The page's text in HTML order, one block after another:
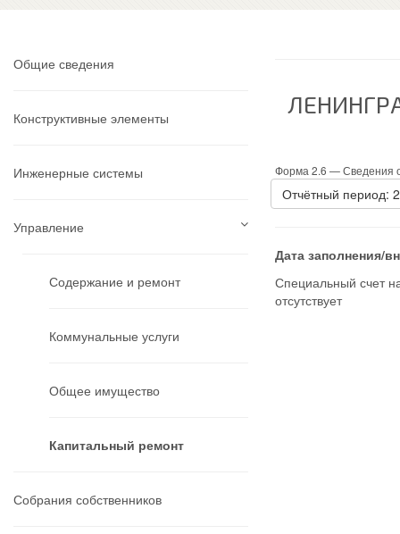
Общие сведения
Конструктивные элементы
Инженерные системы
Управление
Содержание и ремонт
Коммунальные услуги
Общее имущество
Капитальный ремонт
Собрания собственников
Форма 2.6 —Сведения
Отчётный период:
Дата заполнения/
Специальный счет
отсутствует